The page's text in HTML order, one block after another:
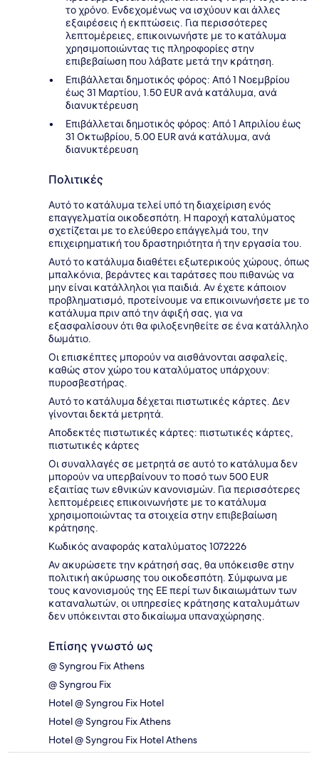
το χρόνο. Ενδεχομένως να ισχύουν και άλλες
εξαιρέσεις ή εκπτώσεις. Για περισσότερες
λεπτομέρειες, επικοινωνήστε με το κατάλυμα
χρησιμοποιώντας τις πληροφορίες στην
επιβεβαίωση που λάβατε μετά την κράτηση.
Επιβάλλεται δημοτικός φόρος: Από 1 Νοεμβρίου
έως 31 Μαρτίου, 1.50 EUR ανά κατάλυμα, ανά
διανυκτέρευση
Επιβάλλεται δημοτικός φόρος: Από 1 Απριλίου έως
31 Οκτωβρίου, 5.00 EUR ανά κατάλυμα, ανά
διανυκτέρευση
Πολιτικές
Αυτό το κατάλυμα τελεί υπό τη διαχείριση ενός
επαγγελματία οικοδεσπότη. Η παροχή καταλύματος
σχετίζεται με το ελεύθερο επάγγελμά του, την
επιχειρηματική του δραστηριότητα ή την εργασία του.
Αυτό το κατάλυμα διαθέτει εξωτερικούς χώρους, όπως
μπαλκόνια, βεράντες και ταράτσες που πιθανώς να
μην είναι κατάλληλοι για παιδιά. Αν έχετε κάποιον
προβληματισμό, προτείνουμε να επικοινωνήσετε με το
κατάλυμα πριν από την άφιξή σας, για να
εξασφαλίσουν ότι θα φιλοξενηθείτε σε ένα κατάλληλο
δωμάτιο.
Οι επισκέπτες μπορούν να αισθάνονται ασφαλείς,
καθώς στον χώρο του καταλύματος υπάρχουν:
πυροσβεστήρας.
Αυτό το κατάλυμα δέχεται πιστωτικές κάρτες. Δεν
γίνονται δεκτά μετρητά.
Αποδεκτές πιστωτικές κάρτες: πιστωτικές κάρτες,
πιστωτικές κάρτες
Οι συναλλαγές σε μετρητά σε αυτό το κατάλυμα δεν
μπορούν να υπερβαίνουν το ποσό των 500 EUR
εξαιτίας των εθνικών κανονισμών. Για περισσότερες
λεπτομέρειες επικοινωνήστε με το κατάλυμα
χρησιμοποιώντας τα στοιχεία στην επιβεβαίωση
κράτησης.
Κωδικός αναφοράς καταλύματος 1072226
Αν ακυρώσετε την κράτησή σας, θα υπόκεισθε στην
πολιτική ακύρωσης του οικοδεσπότη. Σύμφωνα με
τους κανονισμούς της ΕΕ περί των δικαιωμάτων των
καταναλωτών, οι υπηρεσίες κράτησης καταλυμάτων
δεν υπόκεινται στο δικαίωμα υπαναχώρησης.
Επίσης γνωστό ως
@ Syngrou Fix Athens
@ Syngrou Fix
Hotel @ Syngrou Fix Hotel
Hotel @ Syngrou Fix Athens
Hotel @ Syngrou Fix Hotel Athens